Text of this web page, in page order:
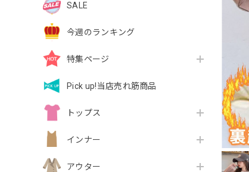
SALE
今週のランキング
特集ページ
Pick up!当店売れ筋商品
トップス
インナー
アウター